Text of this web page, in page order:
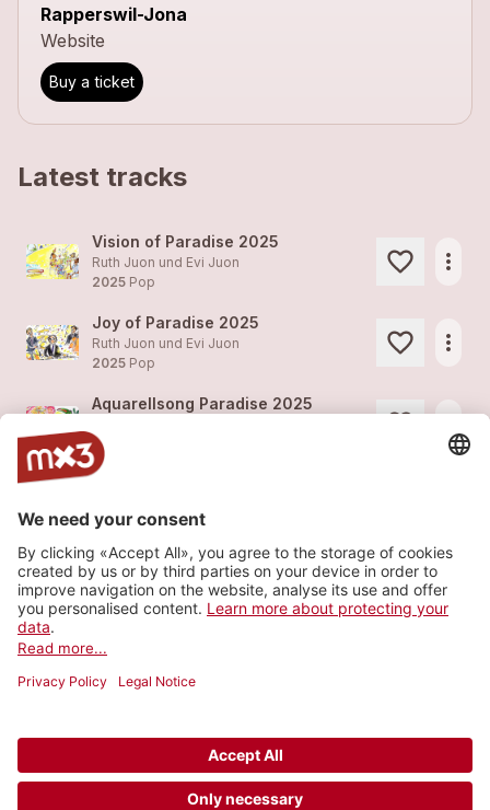
Rapperswil-Jona
Website
Buy a ticket
Latest tracks
Vision of Paradise 2025
Ruth Juon und Evi Juon
2025 Pop
more_horiz
Joy of Paradise 2025
Ruth Juon und Evi Juon
2025 Pop
more_horiz
Aquarellsong Paradise 2025
2025
2018Pop
Drei Haselnüsse für Aschenbrödel
Ruth Juon und Evi Juon
2017Pop
more_horiz